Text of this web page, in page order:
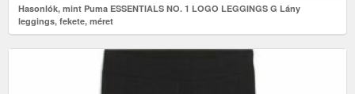
Hasonlók, mint Puma ESSENTIALS NO. 1 LOGO LEGGINGS G Lány
leggings, fekete, méret